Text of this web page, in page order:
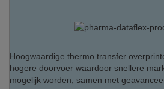
Hoogwaardige thermo transfer
hogere doorvoer waardoor snellere
mogelijk worden, samen met